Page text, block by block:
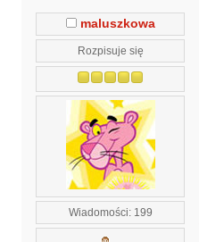
maluszkowa
Rozpisuje się
Wiadomości: 199